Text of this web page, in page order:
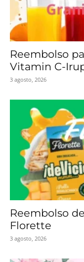
Reembolso
Vitamin C-
3 agosto, 2026
Reembolso
Florette
3 agosto, 2026